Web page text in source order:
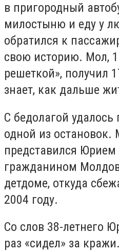
в пригородный
милостыню и еду у
обратился к
свою историю. Мол,
решеткой», получил
знает, как дальше
С бедолагой удалось
одной из остановок.
представился
гражданином
детдоме, откуда
2004 году.
Со слов 38-летнего
раз «сидел» за